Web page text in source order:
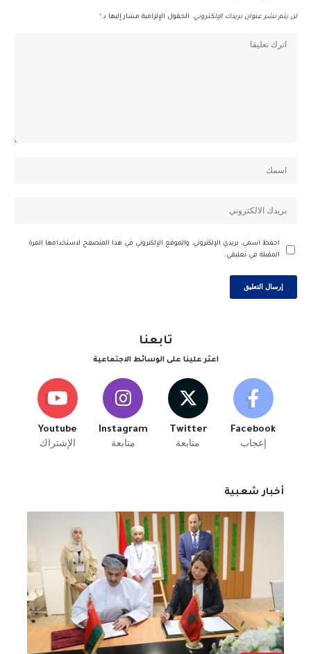
لن يتم نشر عنوان بريدك الإلكتروني. الحقول الإلزامية مشار إليها بـ *
احفظ اسمي، بريدي الإلكتروني، والموقع الإلكتروني في هذا المتصفح لاستخدامها المرة
المقبلة في تعليقي.
تابعنا
اعثر علينا على الوسائط الاجتماعية
Facebook
إعجاب
Twitter
متابعة
Instagram
متابعة
Youtube
الإشتراك
أخبار شعبية